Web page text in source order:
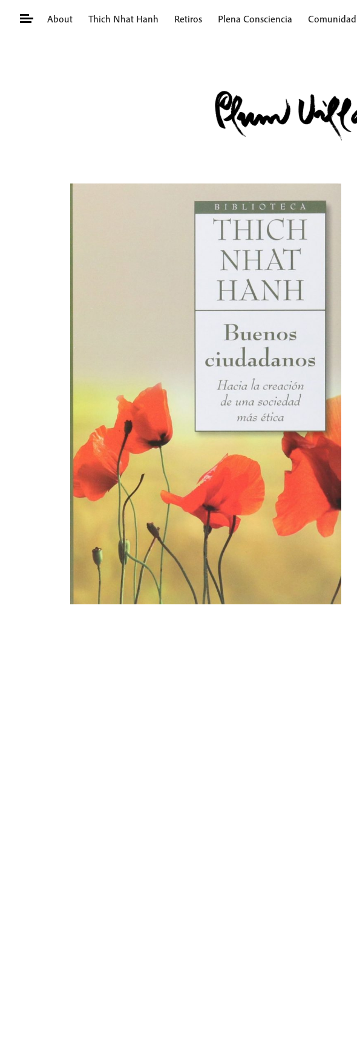
About Thich Nhat Hanh Retiros Plena Consciencia Comunidad